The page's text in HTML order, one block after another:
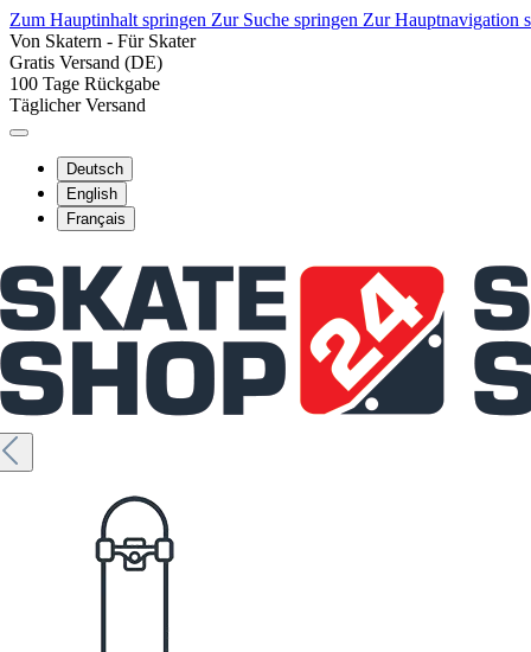
Zum Hauptinhalt springen Zur Suche springen Zur Hauptnavigation
Von Skatern - Für Skater
Gratis Versand (DE)
100 Tage Rückgabe
Täglicher Versand
Deutsch
English
Français